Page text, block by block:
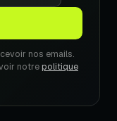
nos emails.
notrepolitique